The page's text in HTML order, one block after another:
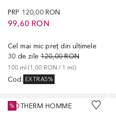
PRP 120,00 RON
99,60 RON
Cel mai mic preț din ultimele
30 de zile 120,00 RON
100 ml (1,00 RON / 1 ml)
Cod : EXTRA5%
BIOTHERM HOMME
%